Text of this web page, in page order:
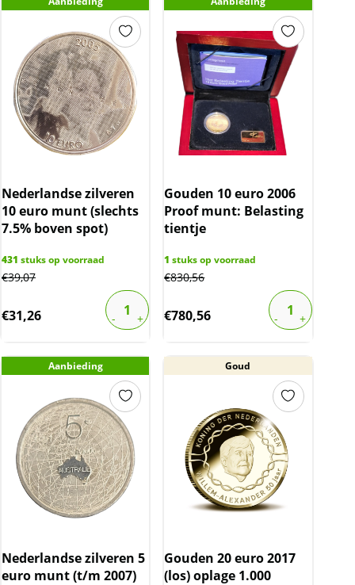
Nederlandse zilveren
10 euro munt (slechts
7.5% boven spot)
431 stuks op voorraad
€39,07
€31,26
Gouden 10 euro 2006
Proof munt: Belasting
tientje
1 stuks op voorraad
€830,56
€780,56
Aanbieding
Nederlandse zilveren 5
euro munt (t/m 2007)
Goud
Gouden 20 euro 2017
(los) oplage 1.000